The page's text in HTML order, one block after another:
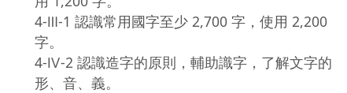
4-Ⅲ-1 認識常用國字至少 2,700 字，使用 2,200
字。
4-Ⅳ-2 認識造字的原則，輔助識字，了解文字的
形、音、義。